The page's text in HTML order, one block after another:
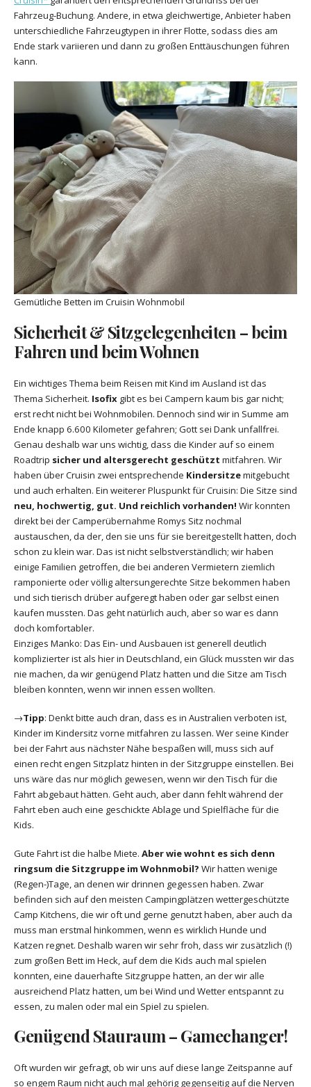
Fahrzeug-Buchung. Andere, in etwa gleichwertige, Anbieter haben
unterschiedliche Fahrzeugtypen in ihrer Flotte, sodass dies am
Ende stark variieren und dann zu großen Enttäuschungen führen
kann.
Gemütliche Betten im Cruisin Wohnmobil
Sicherheit & Sitzgelegenheiten – beim
Fahren und beim Wohnen
Ein wichtiges Thema beim Reisen mit Kind im Ausland ist das
Thema Sicherheit. Isofix gibt es bei Campern kaum bis gar nicht;
erst recht nicht bei Wohnmobilen. Dennoch sind wir in Summe am
Ende knapp 6.600 Kilometer gefahren; Gott sei Dank unfallfrei.
Genau deshalb war uns wichtig, dass die Kinder auf so einem
Roadtrip sicher und altersgerecht geschützt mitfahren. Wir
haben über Cruisin zwei entsprechende Kindersitzemitgebucht
und auch erhalten. Ein weiterer Pluspunkt für Cruisin: Die Sitze sind
neu, hochwertig, gut. Und reichlich vorhanden! Wir konnten
direkt bei der Camperübernahme Romys Sitz nochmal
austauschen, da der, den sie uns für sie bereitgestellt hatten, doch
schon zu klein war. Das ist nicht selbstverständlich; wir haben
einige Familien getroffen, die bei anderen Vermietern ziemlich
ramponierte oder völlig altersungerechte Sitze bekommen haben
und sich tierisch drüber aufgeregt haben oder gar selbst einen
kaufen mussten. Das geht natürlich auch, aber so war es dann
doch komfortabler.
Einziges Manko: Das Ein- und Ausbauen ist generell deutlich
komplizierter ist als hier in Deutschland, ein Glück mussten wir das
nie machen, da wir genügend Platz hatten und die Sitze am Tisch
bleiben konnten, wenn wir innen essen wollten.
→Tipp: Denkt bitte auch dran, dass es in Australien verboten ist,
Kinder im Kindersitz vorne mitfahren zu lassen. Wer seine Kinder
bei der Fahrt aus nächster Nähe bespaßen will, muss sich auf
einen recht engen Sitzplatz hinten in der Sitzgruppe einstellen. Bei
uns wäre das nur möglich gewesen, wenn wir den Tisch für die
Fahrt abgebaut hätten. Geht auch, aber dann fehlt während der
Fahrt eben auch eine geschickte Ablage und Spielfläche für die
Kids.
Gute Fahrt ist die halbe Miete. Aber wie wohnt es sich denn
ringsum die Sitzgruppe im Wohnmobil? Wir hatten wenige
(Regen-)Tage, an denen wir drinnen gegessen haben. Zwar
befinden sich auf den meisten Campingplätzen wettergeschützte
Camp Kitchens, die wir oft und gerne genutzt haben, aber auch da
muss man erstmal hinkommen, wenn es wirklich Hunde und
Katzen regnet. Deshalb waren wir sehr froh, dass wir zusätzlich (!)
zum großen Bett im Heck, auf dem die Kids auch mal spielen
konnten, eine dauerhafte Sitzgruppe hatten, an der wir alle
ausreichend Platz hatten, um bei Wind und Wetter entspannt zu
essen, zu malen oder mal ein Spiel zu spielen.
Genügend Stauraum – Gamechanger!
Oft wurden wir gefragt, ob wir uns auf diese lange Zeitspanne auf
so engem Raum nicht auch mal gehörig gegenseitig auf die Nerven